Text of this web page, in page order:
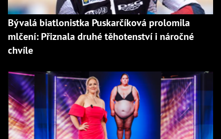
Bývalá biatlonistka Puskarčíková prolomila
mlčení: Přiznala druhé těhotenství i náročné
chvíle